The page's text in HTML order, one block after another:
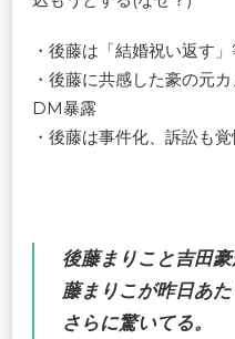
・後藤は「結婚祝い返す
・後藤に共感した豪の元
DM暴露
・後藤は事件化、訴訟も覚
後藤まりこと吉田
藤まりこが昨日あ
さらに驚いてる。